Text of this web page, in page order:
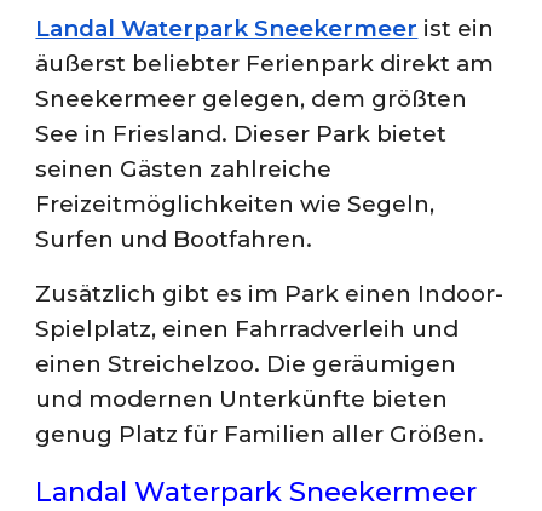
Landal Waterpark Sneekermeer ist ein
äußerst beliebter Ferienpark direkt am
Sneekermeer gelegen, dem größten
See in Friesland. Dieser Park bietet
seinen Gästen zahlreiche
Freizeitmöglichkeiten wie Segeln,
Surfen und Bootfahren.
Zusätzlich gibt es im Park einen Indoor-
Spielplatz, einen Fahrradverleih und
einen Streichelzoo. Die geräumigen
und modernen Unterkünfte bieten
genug Platz für Familien aller Größen.
Landal Waterpark Sneekermeer